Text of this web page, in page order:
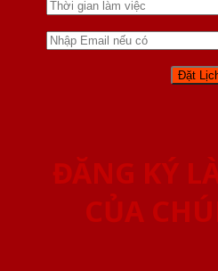
ĐĂNG KÝ
CỦA